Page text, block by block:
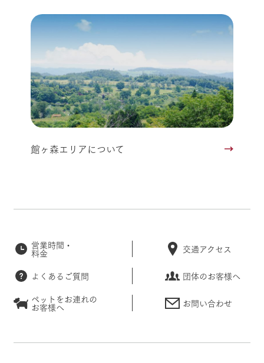
館ヶ森エリアについて
営業時間・
料金 交通アクセス
よくあるご質問
団体のお客様へ
ペットをお連れの
お客様へ お問い合わせ